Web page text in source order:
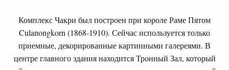
Комплекс Чакри был построен при короле Раме Пятом
Culanongkorn (1868-1910). Сейчас используется только
приемные, декорированные картинными галереями. В
центре главного здания находится Тронный Зал, который